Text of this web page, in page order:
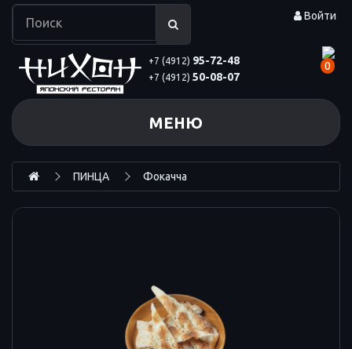
Войти
+7 (4912) 95-72-48
+7 (4912) 50-08-07
0
МЕНЮ
ПИНЦА Фокачча